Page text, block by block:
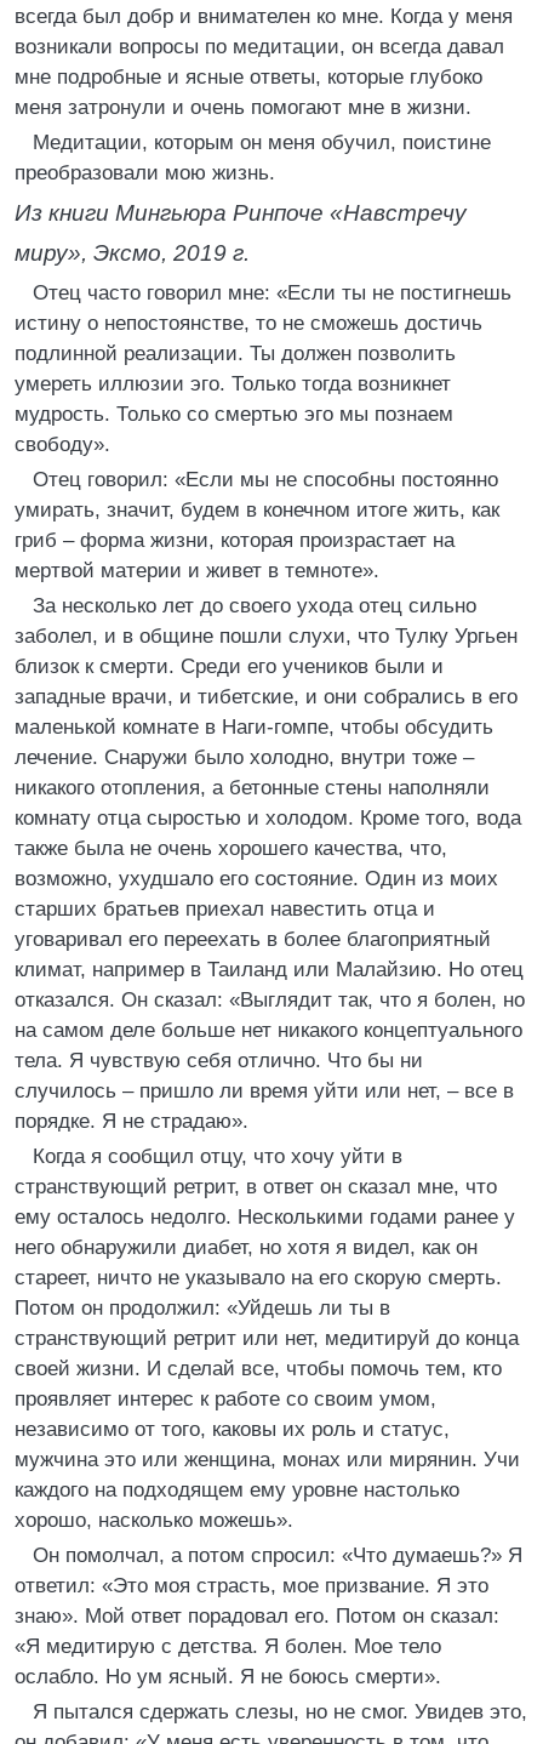
всегда был добр и внимателен ко мне. Когда у меня
возникали вопросы по медитации, он всегда давал
мне подробные и ясные ответы, которые глубоко
меня затронули и очень помогают мне в жизни.
Медитации, которым он меня обучил, поистине
преобразовали мою жизнь.
Из книги Мингьюра Ринпоче «Навстречу
миру», Эксмо, 2019 г.
Отец часто говорил мне: «Если ты не постигнешь
истину о непостоянстве, то не сможешь достичь
подлинной реализации. Ты должен позволить
умереть иллюзии эго. Только тогда возникнет
мудрость. Только со смертью эго мы познаем
свободу».
Отец говорил: «Если мы не способны постоянно
умирать, значит, будем в конечном итоге жить, как
гриб – форма жизни, которая произрастает на
мертвой материи и живет в темноте».
За несколько лет до своего ухода отец сильно
заболел, и в общине пошли слухи, что Тулку Ургьен
близок к смерти. Среди его учеников были и
западные врачи, и тибетские, и они собрались в его
маленькой комнате в Наги-гомпе, чтобы обсудить
лечение. Снаружи было холодно, внутри тоже –
никакого отопления, а бетонные стены наполняли
комнату отца сыростью и холодом. Кроме того, вода
также была не очень хорошего качества, что,
возможно, ухудшало его состояние. Один из моих
старших братьев приехал навестить отца и
уговаривал его переехать в более благоприятный
климат, например в Таиланд или Малайзию. Но отец
отказался. Он сказал: «Выглядит так, что я болен, но
на самом деле больше нет никакого концептуального
тела. Я чувствую себя отлично. Что бы ни
случилось – пришло ли время уйти или нет, – все в
порядке. Я не страдаю».
Когда я сообщил отцу, что хочу уйти в
странствующий ретрит, в ответ он сказал мне, что
ему осталось недолго. Несколькими годами ранее у
него обнаружили диабет, но хотя я видел, как он
стареет, ничто не указывало на его скорую смерть.
Потом он продолжил: «Уйдешь ли ты в
странствующий ретрит или нет, медитируй до конца
своей жизни. И сделай все, чтобы помочь тем, кто
проявляет интерес к работе со своим умом,
независимо от того, каковы их роль и статус,
мужчина это или женщина, монах или мирянин. Учи
каждого на подходящем ему уровне настолько
хорошо, насколько можешь».
Он помолчал, а потом спросил: «Что думаешь?» Я
ответил: «Это моя страсть, мое призвание. Я это
знаю». Мой ответ порадовал его. Потом он сказал:
«Я медитирую с детства. Я болен. Мое тело
ослабло. Но ум ясный. Я не боюсь смерти».
Я пытался сдержать слезы, но не смог. Увидев это,